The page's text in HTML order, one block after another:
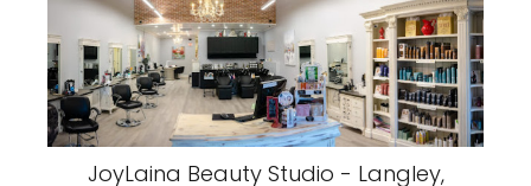
JoyLaina Beauty Studio - Langley,